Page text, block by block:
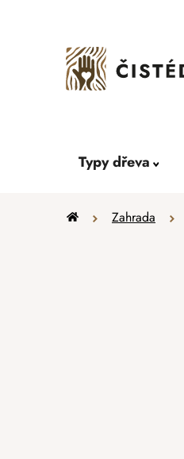
Typy dřeva
Domů Zahrada